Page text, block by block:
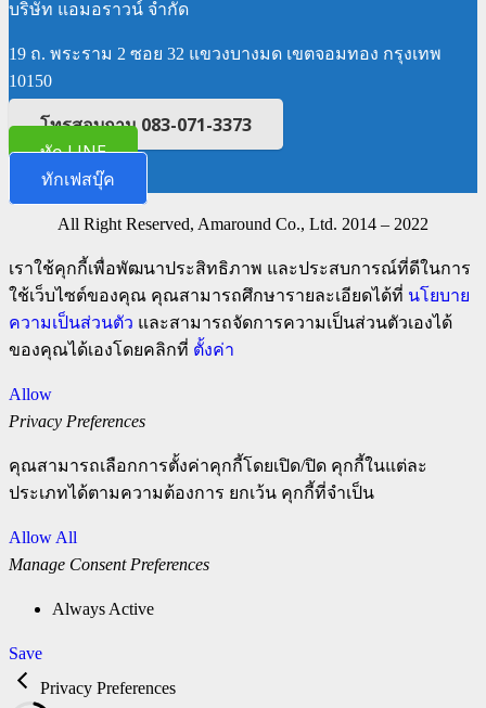
บริษัท แอมอราวน์ จำกัด
19 ถ. พระราม 2 ซอย 32 แขวงบางมด เขตจอมทอง กรุงเทพ
10150
โทรสอบถาม 083-071-3373
ทัก LINE
ทักเฟสบุ๊ค
All Right Reserved, Amaround Co., Ltd. 2014 – 2022
เราใช้คุกกี้เพื่อพัฒนาประสิทธิภาพ และประสบการณ์ที่ดีในการ
ใช้เว็บไซต์ของคุณ คุณสามารถศึกษารายละเอียดได้ที่ นโยบาย
ความเป็นส่วนตัว และสามารถจัดการความเป็นส่วนตัวเองได้
ของคุณได้เองโดยคลิกที่ ตั้งค่า
Allow
Privacy Preferences
คุณสามารถเลือกการตั้งค่าคุกกี้โดยเปิด/ปิด คุกกี้ในแต่ละ
ประเภทได้ตามความต้องการ ยกเว้น คุกกี้ที่จำเป็น
Allow All
Manage Consent Preferences
Always Active
Save
Privacy Preferences